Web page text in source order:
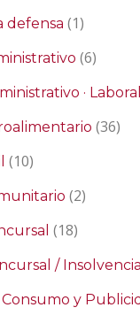
defensa (1)
(6)
·
(36)
(10)
(2)
(18)
/ Insolvencia
y